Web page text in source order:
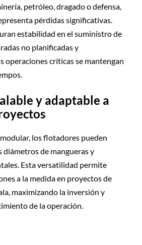
petróleo, dragado o defensa,
pérdidas significativas.
estabilidad en el suministro de
no planificadas y
operaciones críticas se mantengan
y adaptable a
los flotadores pueden
de mangueras y
Esta versatilidad permite
a la medida en proyectos de
maximizando la inversión y
de la operación.